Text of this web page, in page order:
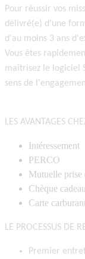
Pour réussir vos
délivré(e) d'une
d'au moins 3 ans
Vous êtes
maîtrisez le logiciel
sens de
LES AVANTAGES
Intéressement
PERCO
Mutuelle prise
Chèque cadeau
Carte
LE PROCESSUS DE
Premier